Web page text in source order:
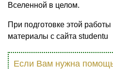
Вселенной в целом.
При подготовке этой
материалы с сайта studentu
Если Вам нужна